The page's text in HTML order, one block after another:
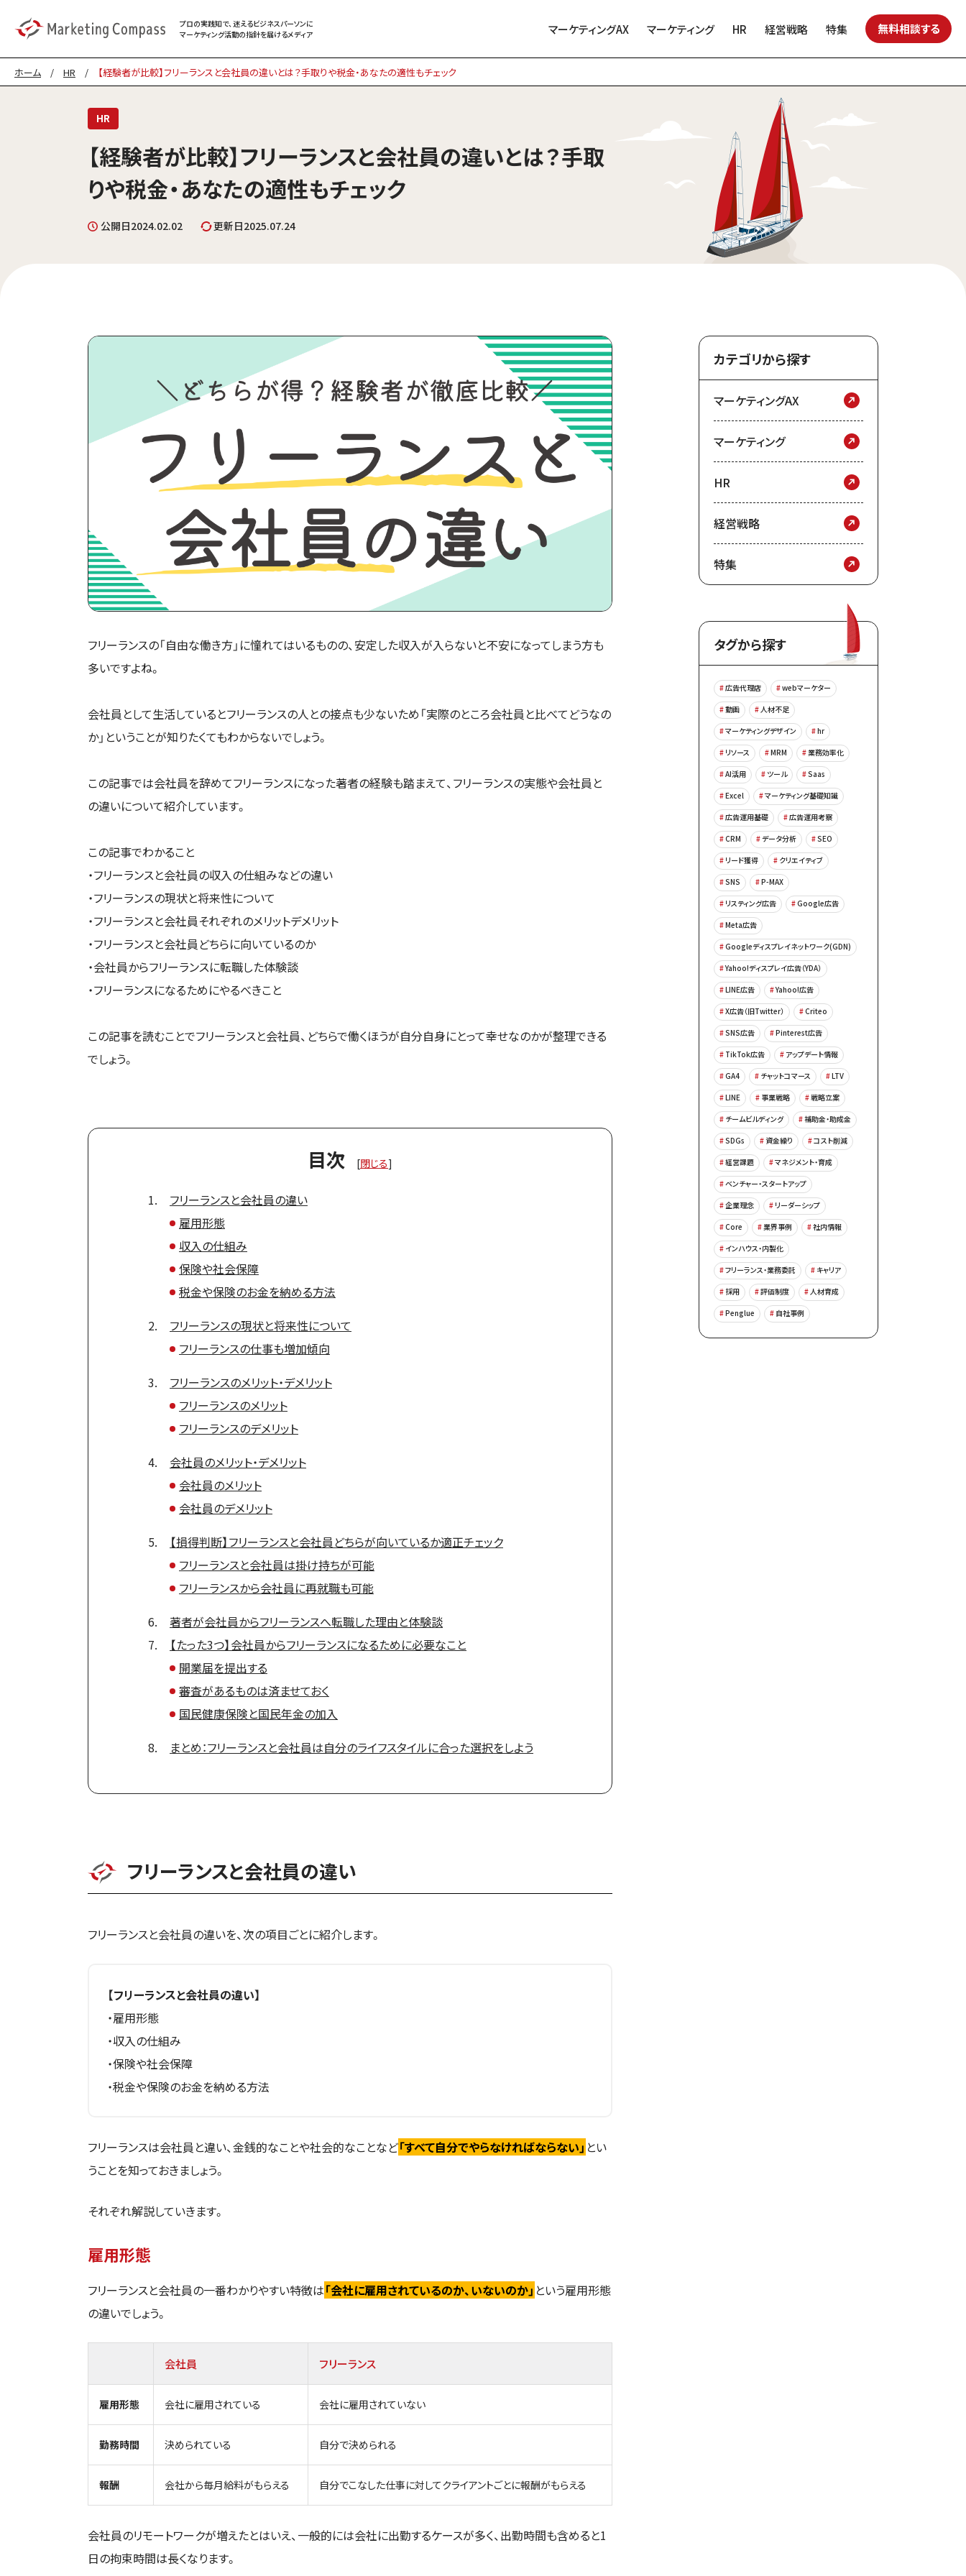
プロの実践知で、迷えるビジネスパーソンに
マーケティング活動の指針を届けるメディア マーケティングAX マーケティング HR 経営戦略 特集 無料相談する
ホーム / HR / 【経験者が比較】フリーランスと会社員の違いとは？手取りや税金・あなたの適性もチェック
HR
【経験者が比較】フリーランスと会社員の違いとは？手取
りや税金・あなたの適性もチェック
公開日2024.02.02 更新日2025.07.24
フリーランスの「自由な働き方」に憧れてはいるものの、安定した収入が入らないと不安になってしまう方も
多いですよね。
会社員として生活しているとフリーランスの人との接点も少ないため「実際のところ会社員と比べてどうなの
か」ということが知りたくてもわからないでしょう。
この記事では会社員を辞めてフリーランスになった著者の経験も踏まえて、フリーランスの実態や会社員と
の違いについて紹介しています。
この記事でわかること
・フリーランスと会社員の収入の仕組みなどの違い
・フリーランスの現状と将来性について
・フリーランスと会社員それぞれのメリットデメリット
・フリーランスと会社員どちらに向いているのか
・会社員からフリーランスに転職した体験談
・フリーランスになるためにやるべきこと
この記事を読むことでフリーランスと会社員、どちらで働くほうが自分自身にとって幸せなのかが整理できる
でしょう。
目次 [閉じる]
フリーランスと会社員の違い
雇用形態
収入の仕組み
保険や社会保障
税金や保険のお金を納める方法
フリーランスの現状と将来性について
フリーランスの仕事も増加傾向
フリーランスのメリット・デメリット
フリーランスのメリット
フリーランスのデメリット
会社員のメリット・デメリット
会社員のメリット
会社員のデメリット
【損得判断】フリーランスと会社員どちらが向いているか適正チェック
フリーランスと会社員は掛け持ちが可能
フリーランスから会社員に再就職も可能
著者が会社員からフリーランスへ転職した理由と体験談
【たった3つ】会社員からフリーランスになるために必要なこと
開業届を提出する
審査があるものは済ませておく
国民健康保険と国民年金の加入
まとめ：フリーランスと会社員は自分のライフスタイルに合った選択をしよう
フリーランスと会社員の違い
フリーランスと会社員の違いを、次の項目ごとに紹介します。
【フリーランスと会社員の違い】
・雇用形態
・収入の仕組み
・保険や社会保障
・税金や保険のお金を納める方法
フリーランスは会社員と違い、金銭的なことや社会的なことなど「すべて自分でやらなければならない」 とい
うことを知っておきましょう。
それぞれ解説していきます。
雇用形態
フリーランスと会社員の一番わかりやすい特徴は「会社に雇用されているのか、いないのか」 という雇用形態
の違いでしょう。
会社員 フリーランス
雇用形態 会社に雇用されている 会社に雇用されていない
勤務時間 決められている 自分で決められる
報酬 会社から毎月給料がもらえる 自分でこなした仕事に対してクライアントごとに報酬がもらえる
会社員のリモートワークが増えたとはいえ、一般的には会社に出勤するケースが多く、出勤時間も含めると1
日の拘束時間は長くなります。
カテゴリから探す
マーケティングAX
マーケティング
HR
経営戦略
特集
タグから探す
広告代理店
webマーケター
動画
人材不足
マーケティングデザイン
hr
リソース
MRM
業務効率化
AI活用
ツール
Saas
Excel
マーケティング基礎知識
広告運用基礎
広告運用考察
CRM
データ分析
SEO
リード獲得
クリエイティブ
SNS
P-MAX
リスティング広告
Google広告
Meta広告
Googleディスプレイネットワーク(GDN)
Yahoo!ディスプレイ広告（YDA）
LINE広告
Yahoo!広告
X広告（旧Twitter）
Criteo
SNS広告
Pinterest広告
TikTok広告
アップデート情報
GA4
チャットコマース
LTV
LINE
事業戦略
戦略立案
チームビルディング
補助金・助成金
SDGs
資金繰り
コスト削減
経営課題
マネジメント・育成
ベンチャー・スタートアップ
企業理念
リーダーシップ
Core
業界事例
社内情報
インハウス・内製化
フリーランス・業務委託
キャリア
採用
評価制度
人材育成
Penglue
自社事例